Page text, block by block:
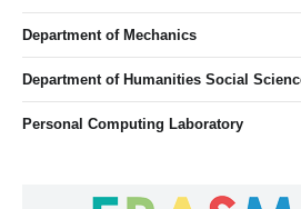
Department of Mechanics
Department of Humanities Social
Personal Computing Laboratory